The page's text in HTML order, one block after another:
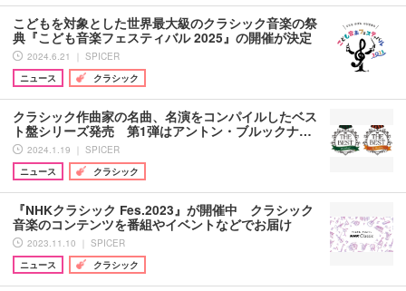
こどもを対象とした世界最大級のクラシック音楽の祭
典『こども音楽フェスティバル 2025』の開催が決定
2024.6.21 ｜ SPICER
ニュース
クラシック
クラシック作曲家の名曲、名演をコンパイルしたベス
ト盤シリーズ発売 第1弾はアントン・ブルックナ…
2024.1.19 ｜ SPICER
ニュース
クラシック
『NHKクラシック Fes.2023』が開催中 クラシック
音楽のコンテンツを番組やイベントなどでお届け
2023.11.10 ｜ SPICER
ニュース
クラシック